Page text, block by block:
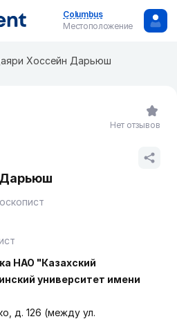
Columbus
Местоположение
Хоссейн Дарьюш
Дарьюш
НАО "Казахский
университет имени
д. 126 (между ул.
Нет отзывов